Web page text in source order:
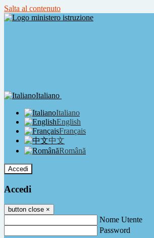
Salta al contenuto
Italiano
Italiano
English
Français
中文
Română
Accedi
Accedi
button close ×
Nome Utente
Password